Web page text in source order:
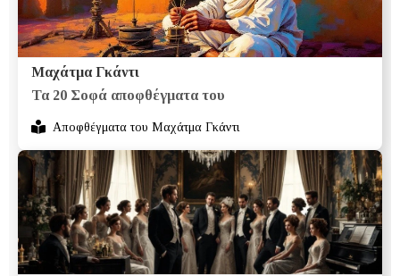
Μαχάτμα Γκάντι
Τα 20 Σοφά αποφθέγματα του
Αποφθέγματα του Μαχάτμα Γκάντι